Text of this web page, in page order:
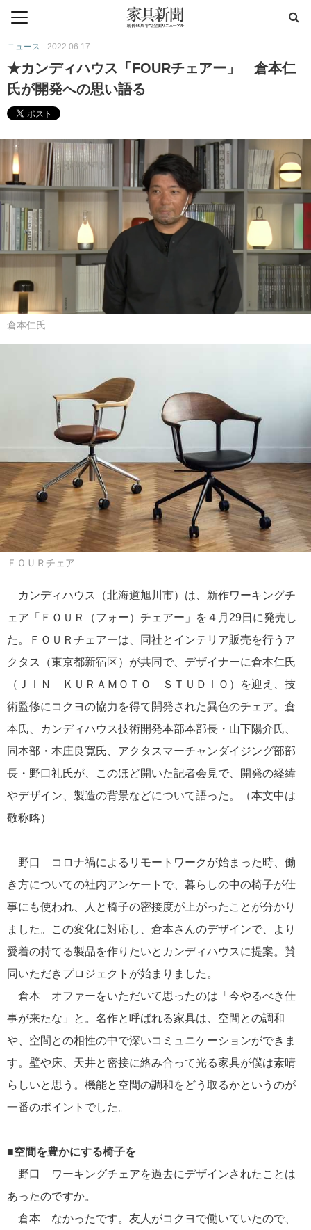
ニュース 2022.06.17
★カンディハウス「FOURチェアー」 倉本仁
氏が開発への思い語る
倉本仁氏
ＦＯＵＲチェア
カンディハウス（北海道旭川市）は、新作ワーキングチ
ェア「ＦＯＵＲ（フォー）チェアー」を４月29日に発売し
た。ＦＯＵＲチェアーは、同社とインテリア販売を行うア
クタス（東京都新宿区）が共同で、デザイナーに倉本仁氏
（ＪＩＮ ＫＵＲＡＭＯＴＯ ＳＴＵＤＩＯ）を迎え、技
術監修にコクヨの協力を得て開発された異色のチェア。倉
本氏、カンディハウス技術開発本部本部長・山下陽介氏、
同本部・本庄良寛氏、アクタスマーチャンダイジング部部
長・野口礼氏が、このほど開いた記者会見で、開発の経緯
やデザイン、製造の背景などについて語った。（本文中は
敬称略）
野口 コロナ禍によるリモートワークが始まった時、働
き方についての社内アンケートで、暮らしの中の椅子が仕
事にも使われ、人と椅子の密接度が上がったことが分かり
ました。この変化に対応し、倉本さんのデザインで、より
愛着の持てる製品を作りたいとカンディハウスに提案。賛
同いただきプロジェクトが始まりました。
倉本 オファーをいただいて思ったのは「今やるべき仕
事が来たな」と。名作と呼ばれる家具は、空間との調和
や、空間との相性の中で深いコミュニケーションができま
す。壁や床、天井と密接に絡み合って光る家具が僕は素晴
らしいと思う。機能と空間の調和をどう取るかというのが
一番のポイントでした。
■空間を豊かにする椅子を
野口 ワーキングチェアを過去にデザインされたことは
あったのですか。
倉本 なかったです。友人がコクヨで働いていたので、